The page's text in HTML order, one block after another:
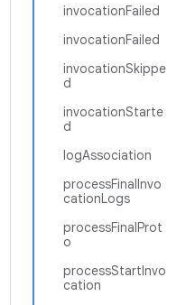
invocationFailed
invocationFailed
invocationSkippe
d
invocationStarte
d
logAssociation
processFinalInvo
cationLogs
processFinalProt
o
processStartInvo
cation